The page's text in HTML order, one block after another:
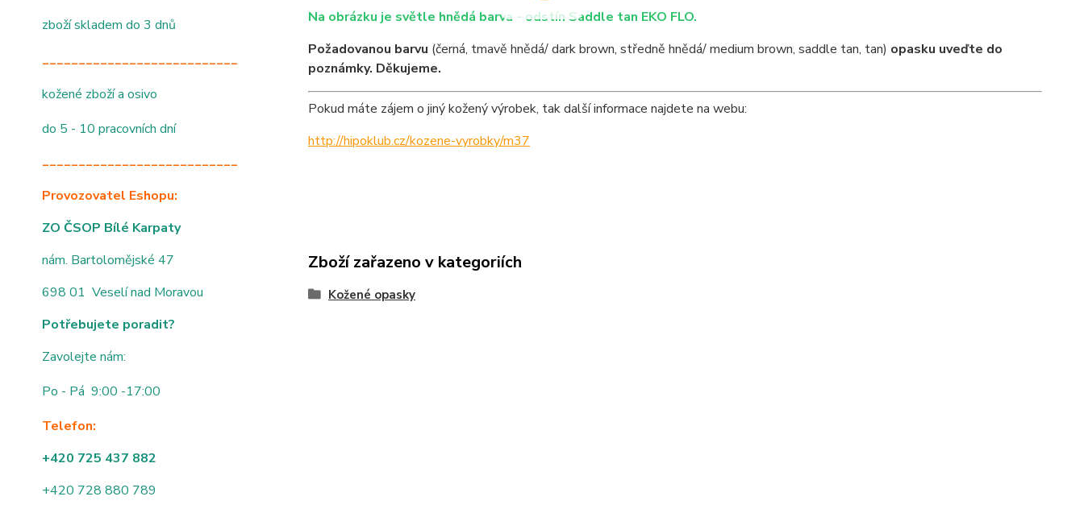
zboží skladem do 3 dnů
___________________________
kožené zboží a osivo
do 5 - 10 pracovních dní
___________________________
Provozovatel Eshopu:
ZO ČSOP Bílé Karpaty
nám. Bartolomějské 47
698 01 Veselí nad Moravou
Potřebujete poradit?
Zavolejte nám:
Po - Pá 9:00 -17:00
Telefon:
+420 725 437 882
+420 728 880 789
Na obrázku je světle hnědá barva - odstín Saddle tan EKO FLO.
Požadovanou barvu (černá, tmavě hnědá/ dark brown, středně hnědá/ medium brown, saddle tan, tan) opasku uveďte do
poznámky. Děkujeme.
Pokud máte zájem o jiný kožený výrobek, tak další informace najdete na webu:
http://hipoklub.cz/kozene-vyrobky/m37
Zboží zařazeno v kategoriích
Kožené opasky